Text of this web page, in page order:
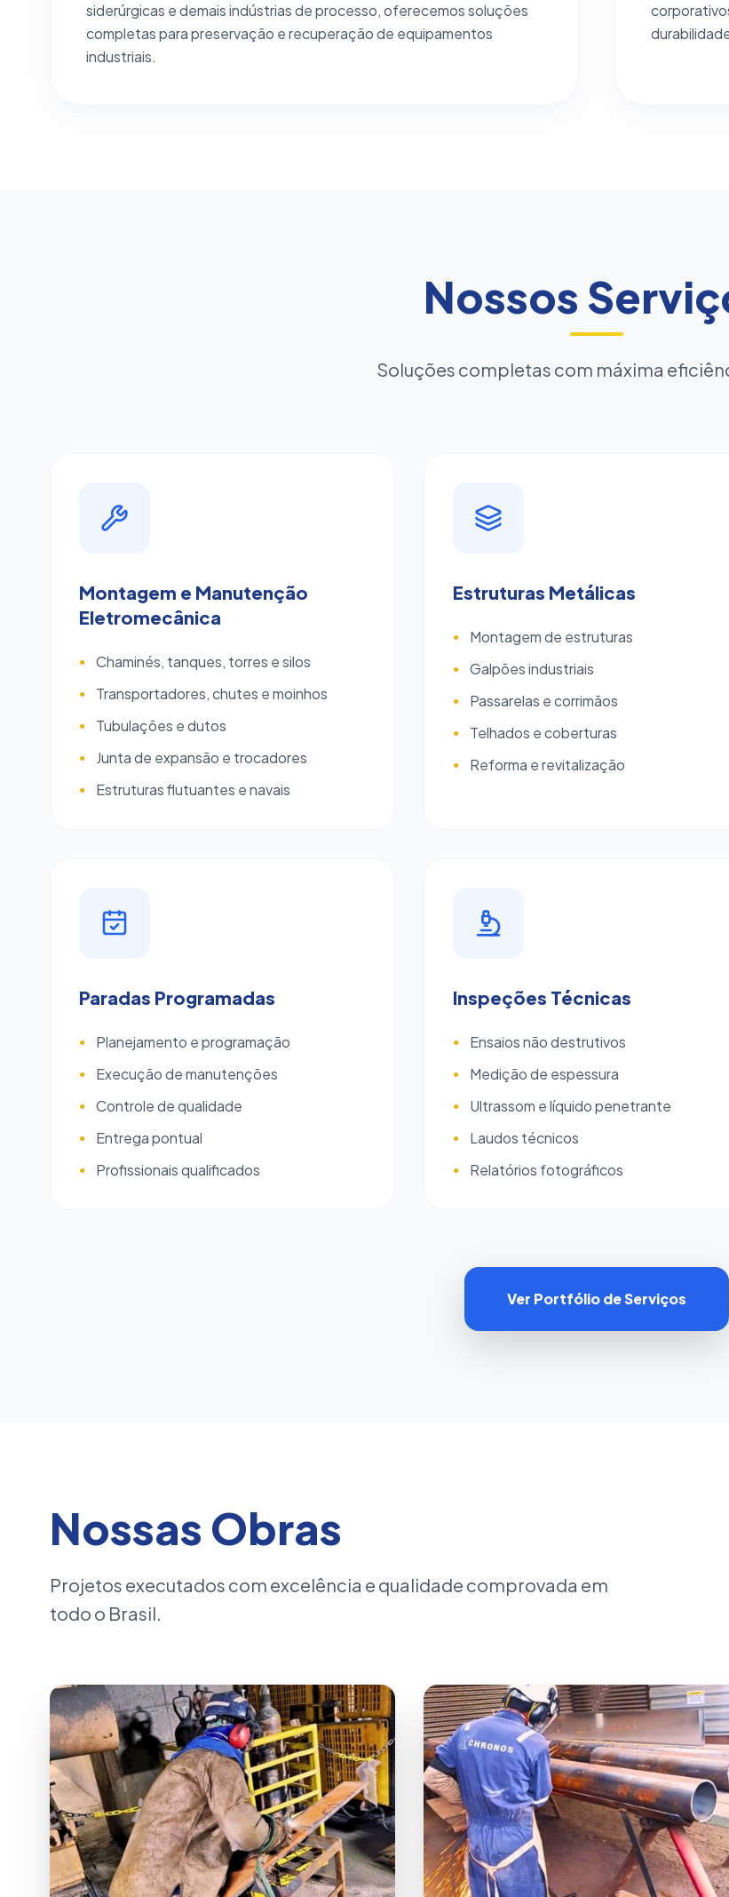
siderúrgicas e demais indústrias de processo, oferecemos soluções
completas para preservação e recuperação de equipamentos
industriais.
Nossos
Soluções completas com máxima
Montagem e Manutenção
Eletromecânica
● Chaminés, tanques, torres e silos
● Transportadores, chutes e moinhos
● Tubulações e dutos
● Junta de expansão e trocadores
● Estruturas flutuantes e navais
Estruturas Metálicas
● Montagem de estruturas
● Galpões industriais
● Passarelas e corrimãos
● Telhados e coberturas
● Reforma e revitalização
Paradas Programadas
● Planejamento e programação
● Execução de manutenções
● Controle de qualidade
● Entrega pontual
● Profissionais qualificados
Inspeções Técnicas
● Ensaios não destrutivos
● Medição de espessura
● Ultrassom e líquido penetrante
● Laudos técnicos
● Relatórios fotográficos
Ver Portfólio de Serviços
Nossas Obras
Projetos executados com excelência e qualidade comprovada em
todo o Brasil.